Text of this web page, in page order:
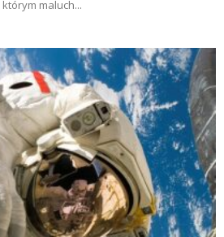
którym maluch...